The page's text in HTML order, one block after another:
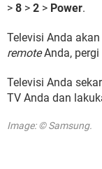
> 8 > 2 > Power.
Televisi Anda
remoteAnda, pergi
Televisi Anda
TV Anda dan
Image: © Samsung.